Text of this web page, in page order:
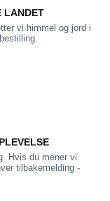
LANDET
vi himmel og jord i
Hvis du mener vi
tilbakemelding -